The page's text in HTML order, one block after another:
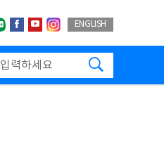
네이버블로그
페이스북
유투브인스타그랩
ENGLISH